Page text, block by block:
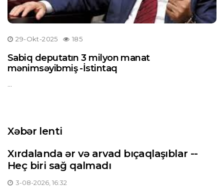
29-Okt-2025 185
Sabiq deputatın 3 milyon manat
mənimsəyibmiş -İstintaq
...
Xəbər lenti
Xırdalanda ər və arvad bıçaqlaşıblar --
Heç biri sağ qalmadı
3-08-2026, 16:32